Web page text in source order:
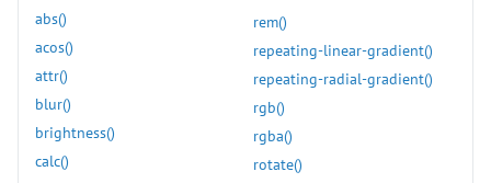
border-image-outset
border-image-repeat
border-image-source
border-inline
border-inline-color
border-inline-end
abs()
acos()
attr()
blur()
brightness()
calc()
rem()
repeating-linear-gradient()
repeating-radial-gradient()
rgb()
rgba()
rotate()